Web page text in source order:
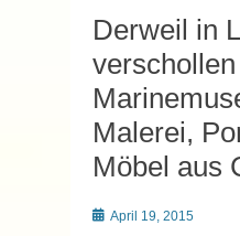
Derweil in
Malerei,
Möbel aus
Posted
April 19, 2015